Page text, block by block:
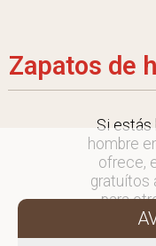
Zapatos de
Si estás
hombre
ofrece,
gratuítos
para
en